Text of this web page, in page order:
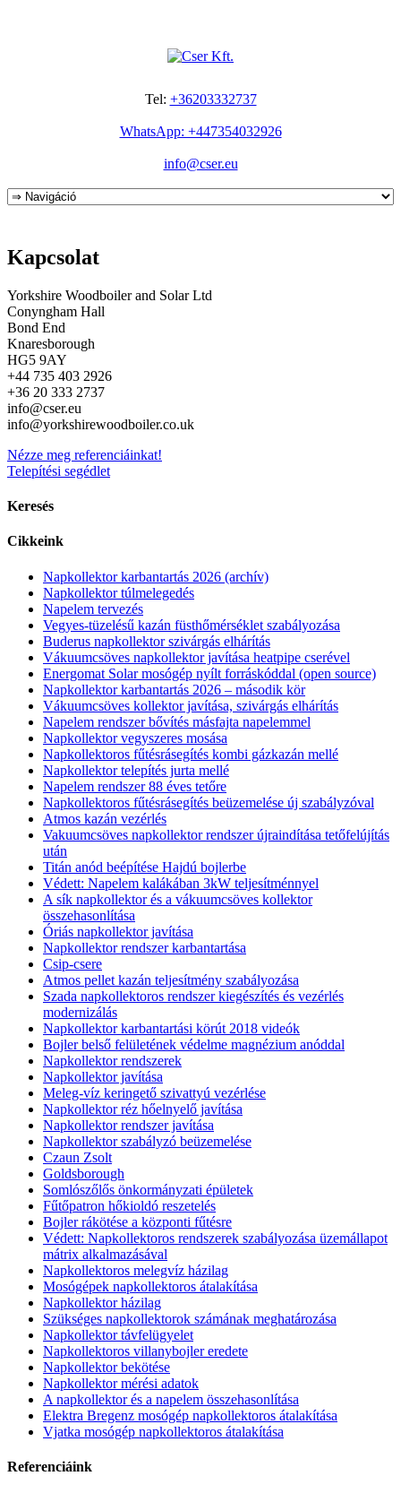
Tel: +36203332737
WhatsApp: +447354032926
info@cser.eu
Kapcsolat
Yorkshire Woodboiler and Solar Ltd
Conyngham Hall
Bond End
Knaresborough
HG5 9AY
+44 735 403 2926
+36 20 333 2737
info@cser.eu
info@yorkshirewoodboiler.co.uk
Nézze meg referenciáinkat!
Telepítési segédlet
Keresés
Cikkeink
Napkollektor karbantartás 2026 (archív)
Napkollektor túlmelegedés
Napelem tervezés
Vegyes-tüzelésű kazán füsthőmérséklet szabályozása
Buderus napkollektor szivárgás elhárítás
Vákuumcsöves napkollektor javítása heatpipe cserével
Energomat Solar mosógép nyílt forráskóddal (open source)
Napkollektor karbantartás 2026 – második kör
Vákuumcsöves kollektor javítása, szivárgás elhárítás
Napelem rendszer bővítés másfajta napelemmel
Napkollektor vegyszeres mosása
Napkollektoros fűtésrásegítés kombi gázkazán mellé
Napkollektor telepítés jurta mellé
Napelem rendszer 88 éves tetőre
Napkollektoros fűtésrásegítés beüzemelése új szabályzóval
Atmos kazán vezérlés
Vakuumcsöves napkollektor rendszer újraindítása tetőfelújítás
után
Titán anód beépítése Hajdú bojlerbe
Védett: Napelem kalákában 3kW teljesítménnyel
A sík napkollektor és a vákuumcsöves kollektor
összehasonlítása
Óriás napkollektor javítása
Napkollektor rendszer karbantartása
Csip-csere
Atmos pellet kazán teljesítmény szabályozása
Szada napkollektoros rendszer kiegészítés és vezérlés
modernizálás
Napkollektor karbantartási körút 2018 videók
Bojler belső felületének védelme magnézium anóddal
Napkollektor rendszerek
Napkollektor javítása
Meleg-víz keringető szivattyú vezérlése
Napkollektor réz hőelnyelő javítása
Napkollektor rendszer javítása
Napkollektor szabályzó beüzemelése
Czaun Zsolt
Goldsborough
Somlószőlős önkormányzati épületek
Fűtőpatron hőkioldó reszetelés
Bojler rákötése a központi fűtésre
Védett: Napkollektoros rendszerek szabályozása üzemállapot
mátrix alkalmazásával
Napkollektoros melegvíz házilag
Mosógépek napkollektoros átalakítása
Napkollektor házilag
Szükséges napkollektorok számának meghatározása
Napkollektor távfelügyelet
Napkollektoros villanybojler eredete
Napkollektor bekötése
Napkollektor mérési adatok
A napkollektor és a napelem összehasonlítása
Elektra Bregenz mosógép napkollektoros átalakítása
Vjatka mosógép napkollektoros átalakítása
Referenciáink